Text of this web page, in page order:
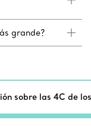
grande?
sobre las 4C de